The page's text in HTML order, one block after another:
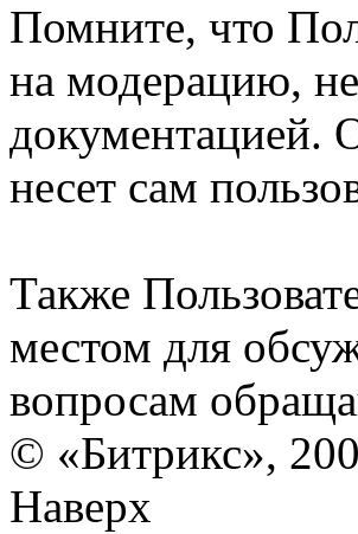
Помните, что
на модерацию,
документацией.
несет сам
Также
местом для
вопросам
© «Битрикс»,
Наверх